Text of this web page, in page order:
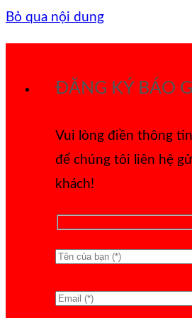
Bỏ qua nội dung
ĐĂNG KÝ BÁO
Vui lòng điền thông
để chúng tôi liên hệ
khách!